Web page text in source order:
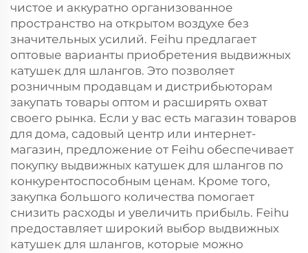
чистое и аккуратно организованное
пространство на открытом воздухе без
значительных усилий. Feihu предлагает
оптовые варианты приобретения выдвижных
катушек для шлангов. Это позволяет
розничным продавцам и дистрибьюторам
закупать товары оптом и расширять охват
своего рынка. Если у вас есть магазин товаров
для дома, садовый центр или интернет-
магазин, предложение от Feihu обеспечивает
покупку выдвижных катушек для шлангов по
конкурентоспособным ценам. Кроме того,
закупка большого количества помогает
снизить расходы и увеличить прибыль. Feihu
предоставляет широкий выбор выдвижных
катушек для шлангов, которые можно